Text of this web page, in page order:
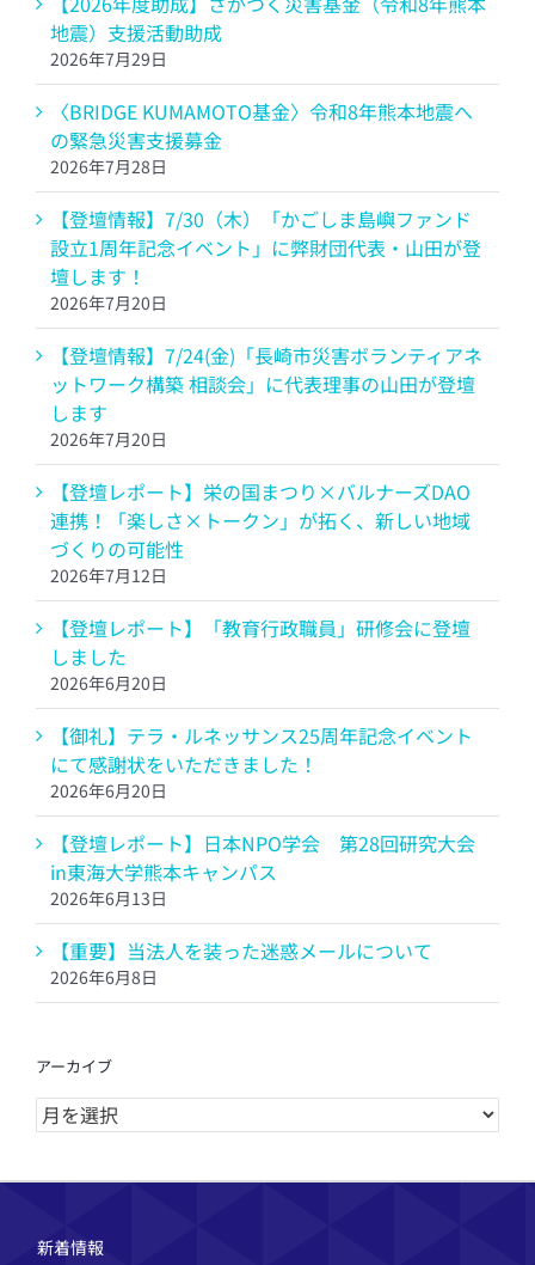
地震）支援活動助成
2026年7月29日
〈BRIDGE KUMAMOTO基金〉令和8年熊本地震へ
の緊急災害支援募金
2026年7月28日
【登壇情報】7/30（木）「かごしま島嶼ファンド
設立1周年記念イベント」に弊財団代表・山田が登
壇します！
2026年7月20日
【登壇情報】7/24(金)「長崎市災害ボランティアネ
ットワーク構築 相談会」に代表理事の山田が登壇
します
2026年7月20日
【登壇レポート】栄の国まつり×バルナーズDAO
連携！「楽しさ×トークン」が拓く、新しい地域
づくりの可能性
2026年7月12日
【登壇レポート】「教育行政職員」研修会に登壇
しました
2026年6月20日
【御礼】テラ・ルネッサンス25周年記念イベント
にて感謝状をいただきました！
2026年6月20日
【登壇レポート】日本NPO学会 第28回研究大会
in東海大学熊本キャンパス
2026年6月13日
【重要】当法人を装った迷惑メールについて
2026年6月8日
アーカイブ
ア
ー
新着情報